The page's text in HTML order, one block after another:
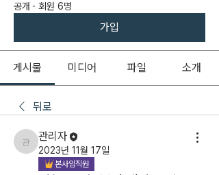
공개 · 회원 6명
가입
게시물 미디어 파일 소개
뒤로
관리자
관리자
2023년 11월 17일
본사임직원